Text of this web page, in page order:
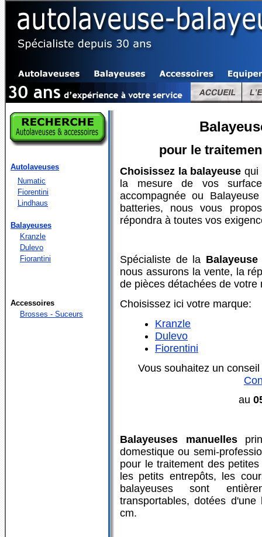
Autolaveuses
Numatic
Fiorentini
Lindhaus
Balayeuses
Kranzle
Dulevo
Fiorantini
Accessoires
Brosses - Suceurs
pour le
Choisissez la balayeuse qui
la mesure de vos
accompagnée ou
batteries, nous vous
répondra à toutes vos
Spécialiste de la
nous assurons la vente, la
de pièces détachées de votre
Choisissez ici votre marque:
Kranzle
Dulevo
Fiorentini
Vous souhaitez un
au
Balayeuses manuelles
domestique ou semi-
pour le traitement des
les petits entrepôts, les
balayeuses sont
transportables, dotées
cm.